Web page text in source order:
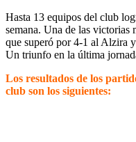
Hasta 13 equipos del club
semana. Una de las victorias
que superó por 4-1 al Alzira
Un triunfo en la última
Los resultados de los
club son los siguientes: